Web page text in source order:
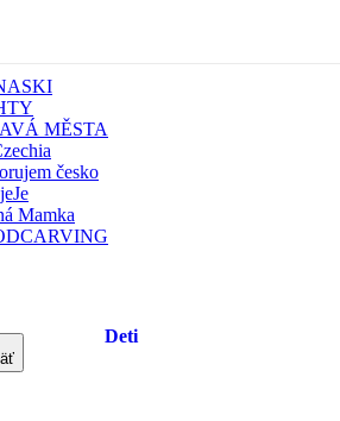
MĚSTA
česko
Mamka
Deti